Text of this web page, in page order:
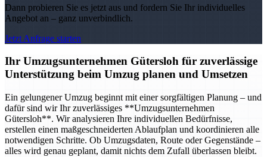
Dann probieren Sie es jetzt aus und fordern Sie Ihr individuelles
Angebot an – ganz unverbindlich.
Jetzt Anfrage starten
Ihr Umzugsunternehmen Gütersloh für zuverlässige
Unterstützung beim Umzug planen und Umsetzen
Ein gelungener Umzug beginnt mit einer sorgfältigen Planung – und
dafür sind wir Ihr zuverlässiges **Umzugsunternehmen
Gütersloh**. Wir analysieren Ihre individuellen Bedürfnisse,
erstellen einen maßgeschneiderten Ablaufplan und koordinieren alle
notwendigen Schritte. Ob Umzugsdaten, Route oder Gegenstände –
alles wird genau geplant, damit nichts dem Zufall überlassen bleibt.